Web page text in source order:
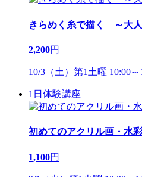
きらめく糸で描く ～大
2,200円
10/3（土）第1土曜 10:00～
1日体験講座
初めてのアクリル画・水
1,100円